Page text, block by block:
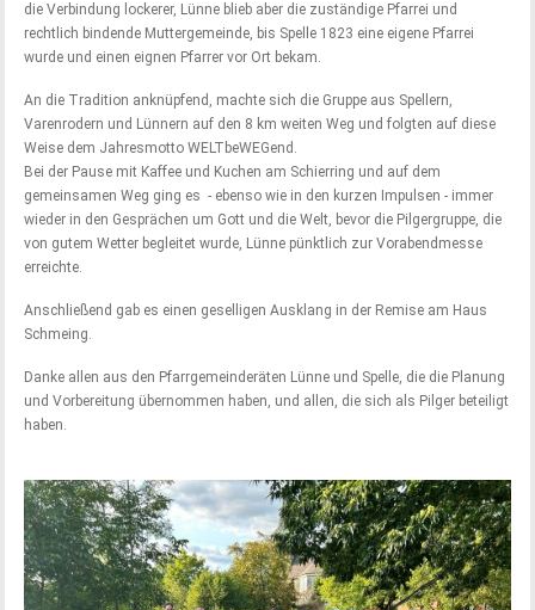
die Verbindung lockerer, Lünne blieb aber die zuständige Pfarrei und
rechtlich bindende Muttergemeinde, bis Spelle 1823 eine eigene Pfarrei
wurde und einen eignen Pfarrer vor Ort bekam.
An die Tradition anknüpfend, machte sich die Gruppe aus Spellern,
Varenrodern und Lünnern auf den 8 km weiten Weg und folgten auf diese
Weise dem Jahresmotto WELTbeWEGend.
Bei der Pause mit Kaffee und Kuchen am Schierring und auf dem
gemeinsamen Weg ging es - ebenso wie in den kurzen Impulsen - immer
wieder in den Gesprächen um Gott und die Welt, bevor die Pilgergruppe, die
von gutem Wetter begleitet wurde, Lünne pünktlich zur Vorabendmesse
erreichte.
Anschließend gab es einen geselligen Ausklang in der Remise am Haus
Schmeing.
Danke allen aus den Pfarrgemeinderäten Lünne und Spelle, die die Planung
und Vorbereitung übernommen haben, und allen, die sich als Pilger beteiligt
haben.